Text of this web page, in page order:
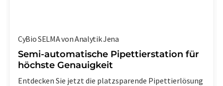
CyBio SELMA von Analytik Jena
Semi-automatische Pipettierstation für
höchste Genauigkeit
Entdecken Sie jetzt die platzsparende Pipettierlösung